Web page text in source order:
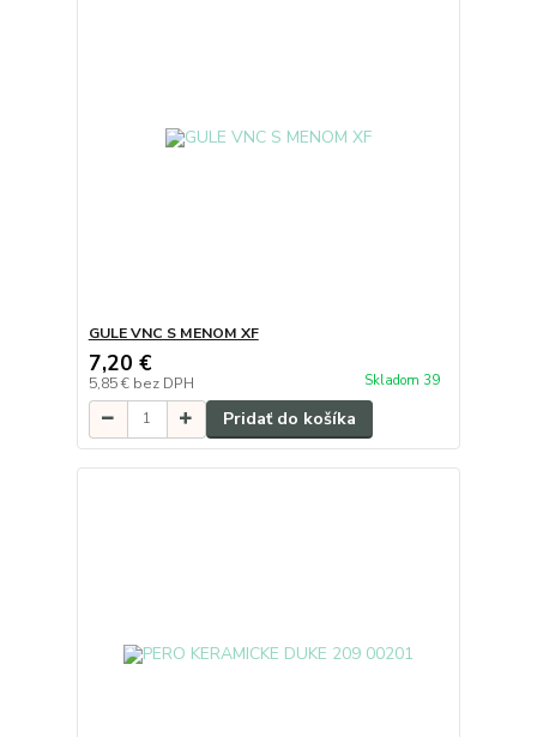
GULE VNC S MENOM XF
7,20 €
5,85 € bez DPH Skladom 39
Pridať do košíka